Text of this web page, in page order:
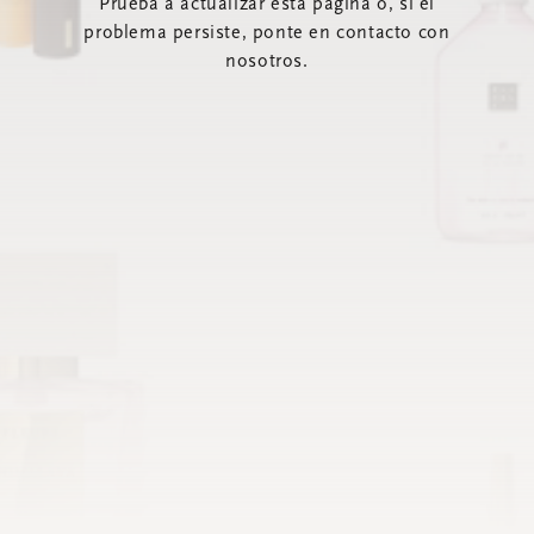
Prueba a actualizar esta página o, si el
problema persiste, ponte en contacto con
nosotros.